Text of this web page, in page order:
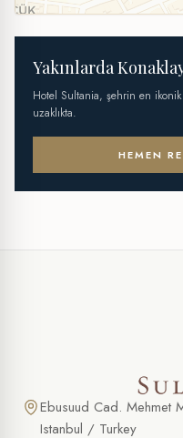
Yakınlarda
Hotel Sultania, şehrin en ikonik
uzaklıkta.
HEMEN
Ebusuud Cad. Mehmet
Istanbul / Turkey